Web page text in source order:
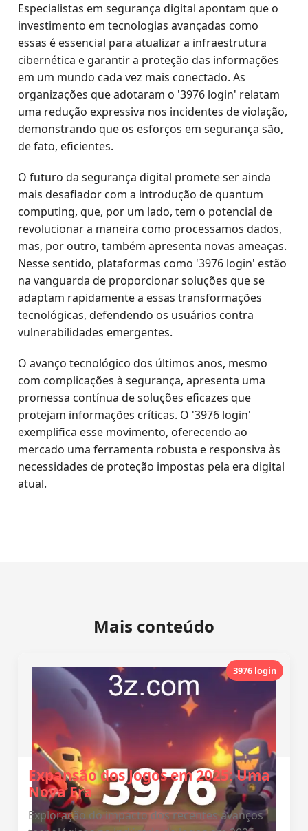
Especialistas em segurança digital apontam que o
investimento em tecnologias avançadas como
essas é essencial para atualizar a infraestrutura
cibernética e garantir a proteção das informações
em um mundo cada vez mais conectado. As
organizações que adotaram o '3976 login' relatam
uma redução expressiva nos incidentes de violação,
demonstrando que os esforços em segurança são,
de fato, eficientes.
O futuro da segurança digital promete ser ainda
mais desafiador com a introdução de quantum
computing, que, por um lado, tem o potencial de
revolucionar a maneira como processamos dados,
mas, por outro, também apresenta novas ameaças.
Nesse sentido, plataformas como '3976 login' estão
na vanguarda de proporcionar soluções que se
adaptam rapidamente a essas transformações
tecnológicas, defendendo os usuários contra
vulnerabilidades emergentes.
O avanço tecnológico dos últimos anos, mesmo
com complicações à segurança, apresenta uma
promessa contínua de soluções eficazes que
protejam informações críticas. O '3976 login'
exemplifica esse movimento, oferecendo ao
mercado uma ferramenta robusta e responsiva às
necessidades de proteção impostas pela era digital
atual.
Mais conteúdo
3976 login
Expansão dos Jogos em 2025: Uma
Nova Era
Exploração do impacto dos recentes avanços